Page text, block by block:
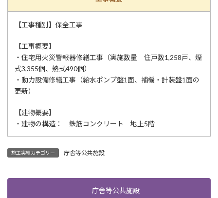
【工事種別】保全工事
【工事概要】
・住宅用火災警報器修繕工事（実施数量 住戸数1,258戸、煙
式3,355個、熱式490個）
・動力設備修繕工事（給水ポンプ盤1面、補機・計装盤1面の
更新）
【建物概要】
・建物の構造： 鉄筋コンクリート 地上5階
施工実績カテゴリー 庁舎等公共施設
庁舎等公共施設